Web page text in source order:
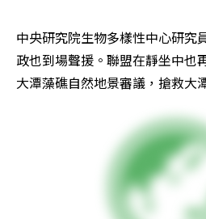
中央研究院生物多樣性中心研究
政也到場聲援。聯盟在靜坐中也
大潭藻礁自然地景審議，搶救大